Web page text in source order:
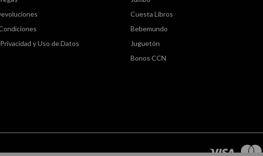
y Uso de Datos
Cuesta Libros
Bebemundo
Juguetón
Bonos CCN